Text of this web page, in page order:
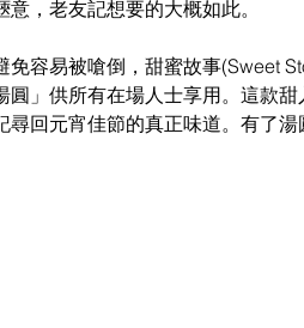
，老友記想要的大概如此。
容易被嗆倒，甜蜜故事(Sweet
」供所有在場人士享用。這款甜
回元宵佳節的真正味道。有了湯